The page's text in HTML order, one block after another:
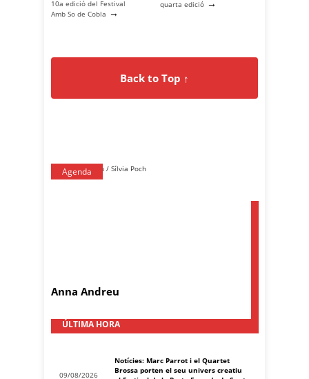
10a edició del Festival
Amb So de Cobla →
quarta edició →
Back to Top ↑
Agenda
Anna Andreu
ÚLTIMA HORA
09/08/2026
Notícies: Marc Parrot i el Quartet
Brossa porten el seu univers creatiu